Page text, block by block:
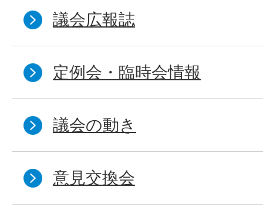
議会広報誌
定例会・臨時会情報
議会の動き
意見交換会